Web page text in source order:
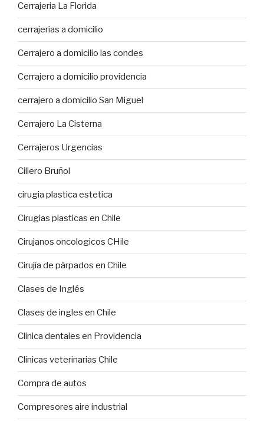
Cerrajeria La Florida
cerrajerias a domicilio
Cerrajero a domicilio las condes
Cerrajero a domicilio providencia
cerrajero a domicilio San Miguel
Cerrajero La Cisterna
Cerrajeros Urgencias
Cillero Bruñol
cirugia plastica estetica
Cirugias plasticas en Chile
Cirujanos oncologicos CHile
Cirujía de párpados en Chile
Clases de Inglés
Clases de ingles en Chile
Clinica dentales en Providencia
Clinicas veterinarias Chile
Compra de autos
Compresores aire industrial